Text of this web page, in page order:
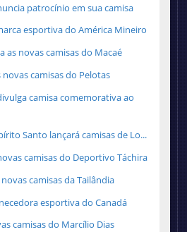
patrocínio em sua camisa
esportiva do América Mineiro
as novas camisas do Macaé
novas camisas do Pelotas
camisa comemorativa ao
Santo lançará camisas de Lo...
camisas do Deportivo Táchira
camisas da Tailândia
esportiva do Canadá
camisas do Marcílio Dias